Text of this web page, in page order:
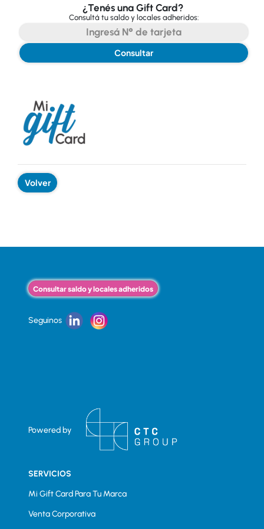
¿Tenés una Gift Card?
Consultá tu saldo y locales adheridos:
Consultar
Volver
Consultar saldo y locales adheridos
Seguinos
Powered by
SERVICIOS
Mi Gift Card Para Tu Marca
Venta Corporativa